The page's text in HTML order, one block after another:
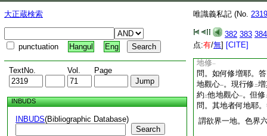
大正蔵検索
punctuation Hangul Eng
TextNo. Vol. Page
INBUDS
INBUDS(Bibliographic Database)
Search
唯識義私記 (No.
382 383 384
点:有/無] [CITE]
是章家之詞也。即依
義一
也
問。且何故名二地修
修時。修
増上
地修一
問。如何修増耶。
地觀心一。現行修 二
約 二他地觀心一。但修
問。其地者何地耶
謂欲界一地。色界